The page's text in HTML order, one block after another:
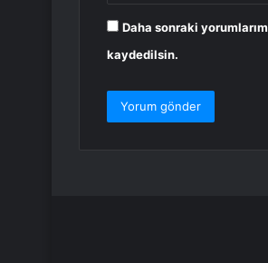
Daha sonraki
kaydedilsin.